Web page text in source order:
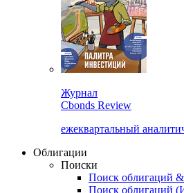
Cbonds Review
ежеквартальный